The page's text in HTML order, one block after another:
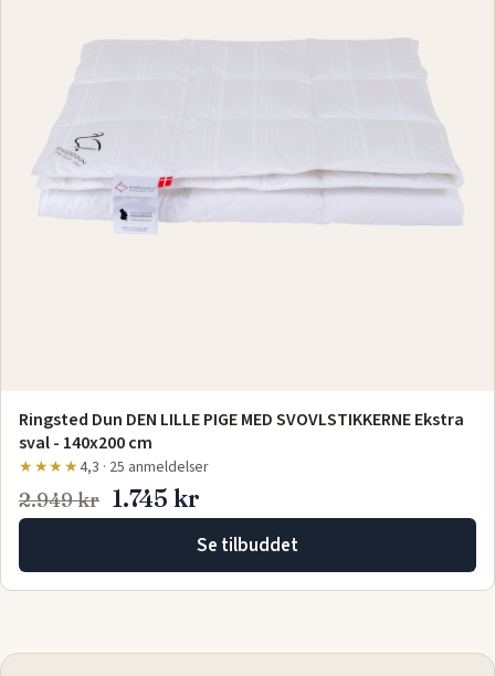
Ringsted Dun DEN LILLE PIGE MED SVOVLSTIKKERNE Ekstra
sval - 140x200 cm
★★★★4,3 · 25 anmeldelser
2.949 kr 1.745 kr
Se tilbuddet